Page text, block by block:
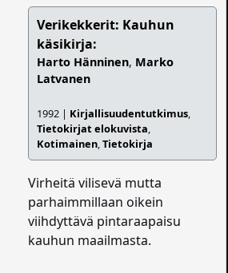
Verikekkerit: Kauhun
käsikirja:
Harto Hänninen, Marko
Latvanen
1992 | Kirjallisuudentutkimus,
Tietokirjat elokuvista,
Kotimainen,Tietokirja
Virheitä vilisevä mutta
parhaimmillaan oikein
viihdyttävä pintaraapaisu
kauhun maailmasta.